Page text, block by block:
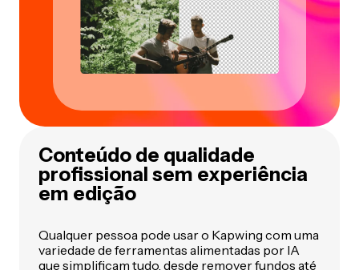
Conteúdo de qualidade
profissional sem experiência
em edição
Qualquer pessoa pode usar o Kapwing com uma
variedade de ferramentas alimentadas por IA
que simplificam tudo, desde remover fundos até